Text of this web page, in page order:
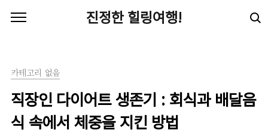
진정한 힐링여행!
카테고리 없음
직장인 다이어트 생존기 : 회식과 배달음
식 속에서 체중을 지킨 방법